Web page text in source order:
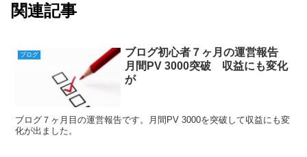
関連記事
ブログ
ブログ初心者７ヶ月の運営報告
月間PV 3000突破 収益にも変化
が
ブログ７ヶ月目の運営報告です。月間PV 3000を突破して収益にも変
化が出ました。